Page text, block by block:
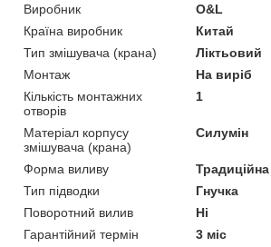
Виробник
O&L
Країна виробник
Китай
Тип змішувача (крана)
Ліктьовий
Монтаж
На виріб
Кількість монтажних
отворів
1
Матеріал корпусу
змішувача (крана)
Силумін
Форма виливу
Традиційна
Тип підводки
Гнучка
Поворотний вилив
Ні
Гарантійний термін
3 міс